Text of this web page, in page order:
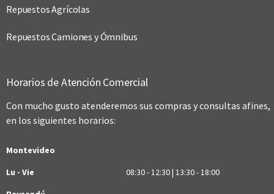
Repuestos Agrícolas
Repuestos Camiones y Ómnibus
Horarios de Atención Comercial
Con mucho gusto atenderemos sus compras y consultas afines,
en los siguientes horarios:
Montevideo
Lu - Vie
08:30 - 12:30 | 13:30 - 18:00